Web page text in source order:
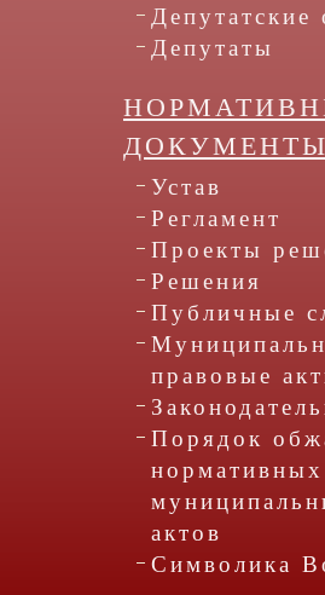
Депутатские
Депутаты
ДОКУМЕНТЫ
Устав
Регламент
Проекты
Решения
Публичные
правовые
Порядок
актов
Символика